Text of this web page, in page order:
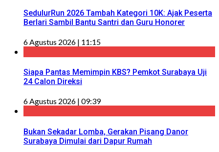
SedulurRun 2026 Tambah Kategori 10K: Ajak Peserta
Berlari Sambil Bantu Santri dan Guru Honorer
6 Agustus 2026 | 11:15
Siapa Pantas Memimpin KBS? Pemkot Surabaya Uji
24 Calon Direksi
6 Agustus 2026 | 09:39
Bukan Sekadar Lomba, Gerakan Pisang Danor
Surabaya Dimulai dari Dapur Rumah